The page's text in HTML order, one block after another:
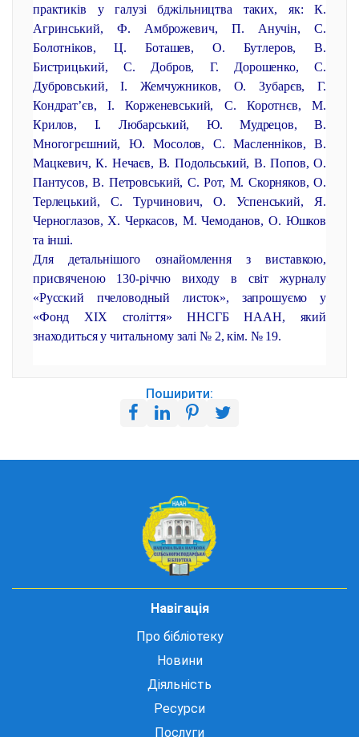
практиків у галузі бджільництва таких, як: К.
Агринський, Ф. Амброжевич, П. Анучін, С.
Болотніков, Ц. Боташев, О. Бутлеров, В.
Бистрицький, С. Добров, Г. Дорошенко, С.
Дубровський, І. Жемчужников, О. Зубарєв, Г.
Кондрат’єв, І. Корженевський, С. Коротнєв, М.
Крилов, І. Любарський, Ю. Мудрецов, В.
Многогрєшний, Ю. Мосолов, С. Масленніков, В.
Мацкевич, К. Нечаєв, В. Подольський, В. Попов, О.
Пантусов, В. Петровський, С. Рот, М. Скорняков, О.
Терлецький, С. Турчинович, О. Успенський, Я.
Черноглазов, Х. Черкасов, М. Чемоданов, О. Юшков
та інші.
Для детальнішого ознайомлення з виставкою,
присвяченою 130-річчю виходу в світ журналу
«Русский пчеловодный листок», запрошуємо у
«Фонд ХІХ століття» ННСГБ НААН, який
знаходиться у читальному залі № 2, кім. № 19.
Поширити:
Навігація
Про бібліотеку
Новини
Діяльність
Ресурси
Послуги